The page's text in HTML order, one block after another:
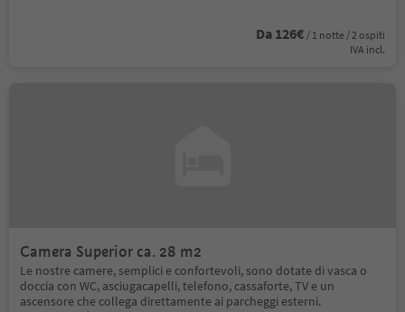
Da 126€ / 1 notte / 2 ospiti
IVA incl.
Camera Superior ca. 28 m2
Le nostre camere, semplici e confortevoli, sono dotate di vasca o
doccia con WC, asciugacapelli, telefono, cassaforte, TV e un
ascensore che collega direttamente ai parcheggi esterni.